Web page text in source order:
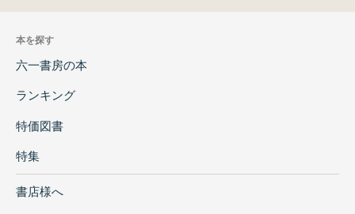
本を探す
六一書房の本
ランキング
特価図書
特集
書店様へ